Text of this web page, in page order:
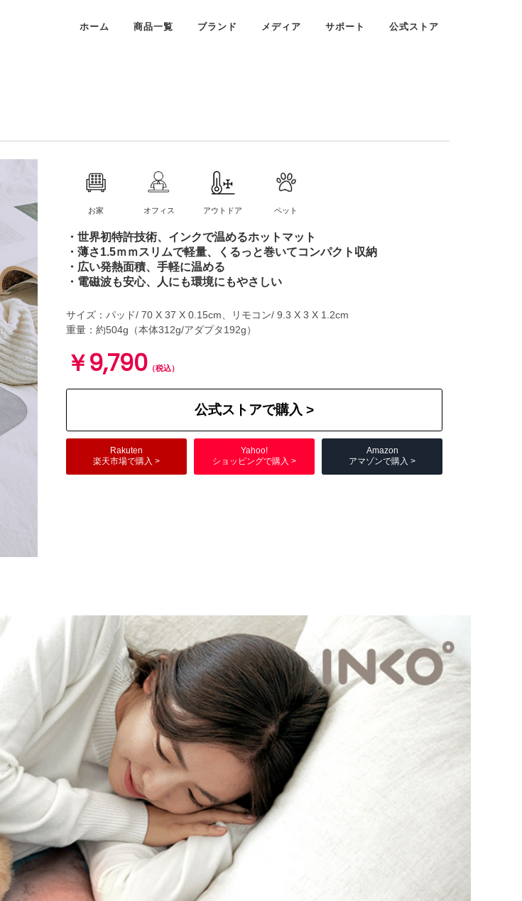
ホーム 商品一覧 ブランド メディア サポート 公式ストア
お家 オフィス アウトドア ペット
・世界初特許技術、インクで温めるホットマット
・薄さ1.5ｍｍスリムで軽量、くるっと巻いてコンパクト収納
・広い発熱面積、手軽に温める
・電磁波も安心、人にも環境にもやさしい
サイズ：パッド/ 70 X 37 X 0.15cm、リモコン/ 9.3 X 3 X 1.2cm
重量：約504g（本体312g/アダプタ192g）
￥9,790 （税込）
公式ストアで購入 >
Rakuten
楽天市場で購入 >
Yahoo!
ショッピングで購入 >
Amazon
アマゾンで購入 >